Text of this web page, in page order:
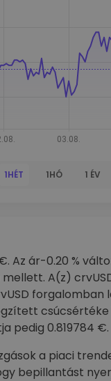
1HÉT 1HÓ 1 ÉV
Az ár-0.20 %
A(z)
forgalomban
csúcsértéke
pedig 0.819784 €.
a piaci
bepillantást